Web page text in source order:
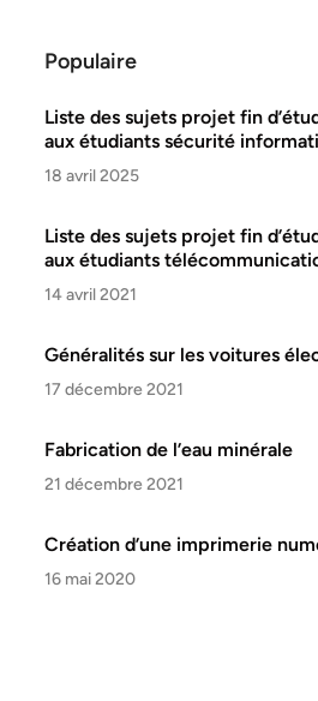
Populaire
Liste des sujets projet fin
aux étudiants sécurité
18 avril 2025
Liste des sujets projet fin
aux étudiants
14 avril 2021
Généralités sur les voitures
17 décembre 2021
Fabrication de l’eau minérale
21 décembre 2021
Création d’une imprimerie
16 mai 2020